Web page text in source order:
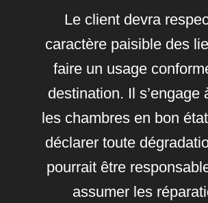
Le client devra
caractère paisible des
faire un usage
destination. Il s’engage
les chambres en bon
déclarer toute
pourrait être
assumer les